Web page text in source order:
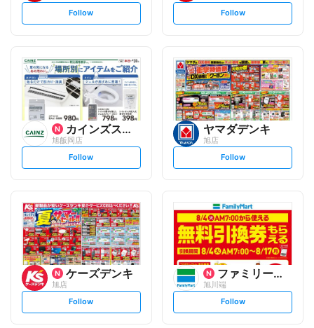
s
t
l
o
w
Follow
s
t
l
o
w
Follow
カインズスーパーセンター
旭飯岡店
s
t
l
o
w
Follow
ヤマダデンキ
旭店
s
t
l
o
w
Follow
ケーズデンキ
旭店
s
t
Follow
ファミリーマート
旭川端
s
t
Follow